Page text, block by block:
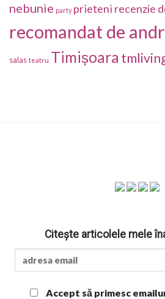
nebunie party prieteni recenzie
recomandat de
salas teatru Timișoara
Citește articolele mele
Accept să primesc